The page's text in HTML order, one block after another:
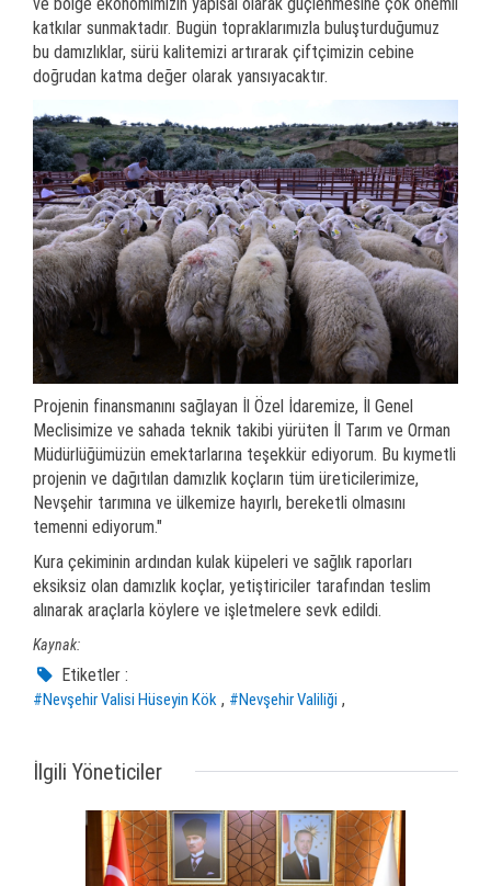
katkılar sunmaktadır. Bugün topraklarımızla buluşturduğumuz
bu damızlıklar, sürü kalitemizi artırarak çiftçimizin cebine
doğrudan katma değer olarak yansıyacaktır.
Projenin finansmanını sağlayan İl Özel İdaremize, İl Genel
Meclisimize ve sahada teknik takibi yürüten İl Tarım ve Orman
Müdürlüğümüzün emektarlarına teşekkür ediyorum. Bu kıymetli
projenin ve dağıtılan damızlık koçların tüm üreticilerimize,
Nevşehir tarımına ve ülkemize hayırlı, bereketli olmasını
temenni ediyorum."
Kura çekiminin ardından kulak küpeleri ve sağlık raporları
eksiksiz olan damızlık koçlar, yetiştiriciler tarafından teslim
alınarak araçlarla köylere ve işletmelere sevk edildi.
Kaynak:
Etiketler :
#Nevşehir Valisi Hüseyin Kök , #Nevşehir Valiliği ,
İlgili Yöneticiler